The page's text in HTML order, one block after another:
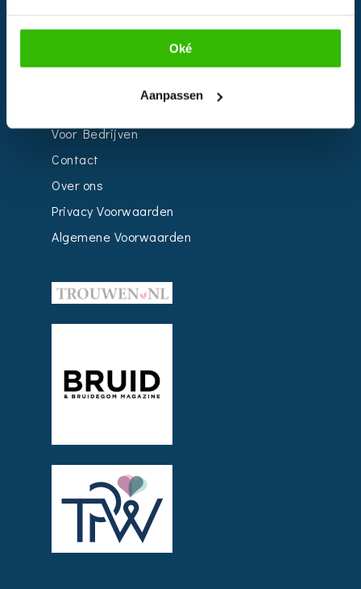
Oké
Aanpassen
Voor Bedrijven
Contact
Over ons
Privacy Voorwaarden
Algemene Voorwaarden